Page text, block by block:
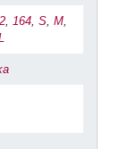
, 164, S, M,